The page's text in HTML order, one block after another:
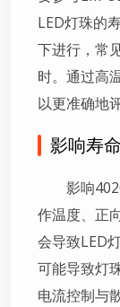
LED灯珠的
下进行，常
时。通过高
以更准确地
影响寿
影响
作温度、正
会导致LED
可能导致灯
电流控制与